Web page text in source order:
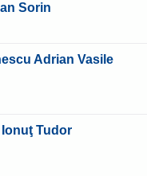
Sorin
Adrian Vasile
Ionuţ Tudor